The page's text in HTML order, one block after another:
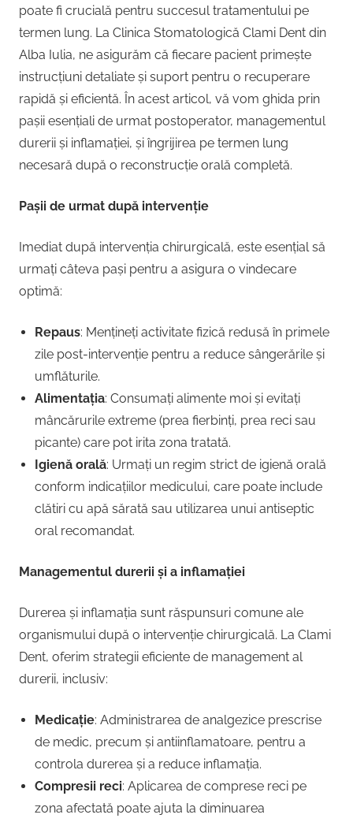
poate fi crucială pentru succesul tratamentului pe
termen lung. La Clinica Stomatologică Clami Dent din
Alba Iulia, ne asigurăm că fiecare pacient primește
instrucțiuni detaliate și suport pentru o recuperare
rapidă și eficientă. În acest articol, vă vom ghida prin
pașii esențiali de urmat postoperator, managementul
durerii și inflamației, și îngrijirea pe termen lung
necesară după o reconstrucție orală completă.
Pașii de urmat după intervenție
Imediat după intervenția chirurgicală, este esențial să
urmați câteva pași pentru a asigura o vindecare
optimă:
Repaus: Mențineți activitate fizică redusă în primele
zile post-intervenție pentru a reduce sângerările și
umflăturile.
Alimentația: Consumați alimente moi și evitați
mâncărurile extreme (prea fierbinți, prea reci sau
picante) care pot irita zona tratată.
Igienă orală: Urmați un regim strict de igienă orală
conform indicațiilor medicului, care poate include
clătiri cu apă sărată sau utilizarea unui antiseptic
oral recomandat.
Managementul durerii și a inflamației
Durerea și inflamația sunt răspunsuri comune ale
organismului după o intervenție chirurgicală. La Clami
Dent, oferim strategii eficiente de management al
durerii, inclusiv:
Medicație: Administrarea de analgezice prescrise
de medic, precum și antiinflamatoare, pentru a
controla durerea și a reduce inflamația.
Compresii reci: Aplicarea de comprese reci pe
zona afectată poate ajuta la diminuarea